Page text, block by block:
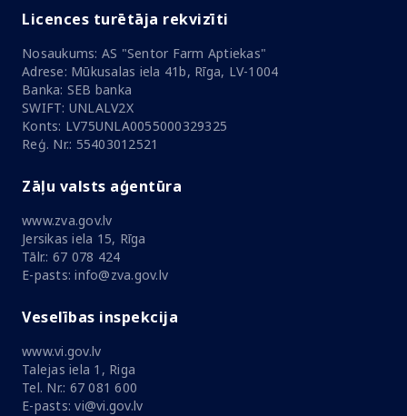
Licences turētāja rekvizīti
Nosaukums: AS "Sentor Farm Aptiekas"
Adrese: Mūkusalas iela 41b, Rīga, LV-1004
Banka: SEB banka
SWIFT: UNLALV2X
Konts: LV75UNLA0055000329325
Reģ. Nr.: 55403012521
Zāļu valsts aģentūra
www.zva.gov.lv
Jersikas iela 15, Rīga
Tālr.: 67 078 424
E-pasts: info@zva.gov.lv
Veselības inspekcija
www.vi.gov.lv
Talejas iela 1, Riga
Tel. Nr.: 67 081 600
E-pasts: vi@vi.gov.lv